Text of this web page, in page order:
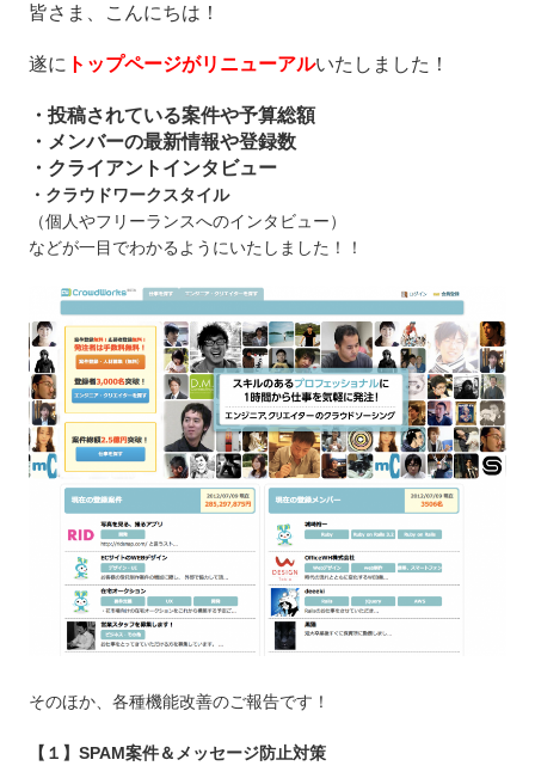
皆さま、こんにちは！
遂に トップページがリニューアルいたしました！
・投稿されている案件や予算総額
・メンバーの最新情報や登録数
・クライアントインタビュー
・クラウドワークスタイル
（個人やフリーランスへのインタビュー）
などが一目でわかるようにいたしました！！
そのほか、各種機能改善のご報告です！
【１】SPAM案件＆メッセージ防止対策